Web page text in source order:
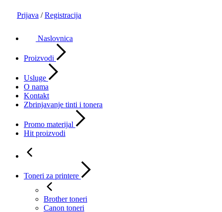
Prijava / Registracija
Naslovnica
Proizvodi
Usluge
O nama
Kontakt
Zbrinjavanje tinti i tonera
Promo materijal
Hit proizvodi
Toneri za printere
Brother toneri
Canon toneri